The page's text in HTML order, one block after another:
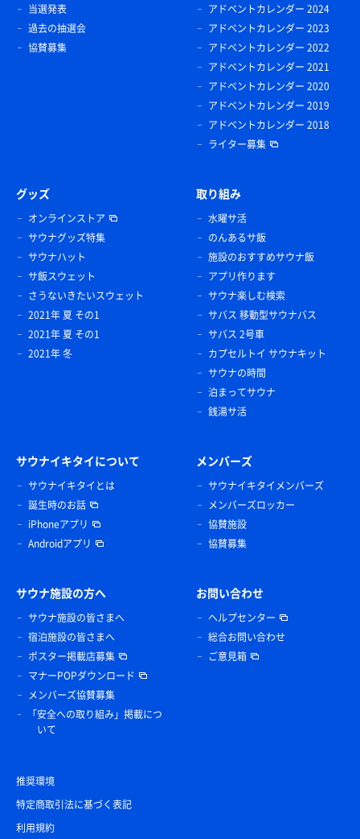
当選発表
過去の抽選会
協賛募集
アドベントカレンダー 2024
アドベントカレンダー 2023
アドベントカレンダー 2022
アドベントカレンダー 2021
アドベントカレンダー 2020
アドベントカレンダー 2019
アドベントカレンダー 2018
ライター募集
グッズ
オンラインストア
サウナグッズ特集
サウナハット
サ飯スウェット
さうないきたいスウェット
2021年 夏 その1
2021年 夏 その1
2021年 冬
取り組み
水曜サ活
のんあるサ飯
施設のおすすめサウナ飯
アプリ作ります
サウナ楽しむ検索
サバス 移動型サウナバス
サバス 2号車
カプセルトイ サウナキット
サウナの時間
泊まってサウナ
銭湯サ活
サウナイキタイについて
サウナイキタイとは
誕生時のお話
iPhoneアプリ
Androidアプリ
メンバーズ
サウナイキタイメンバーズ
メンバーズロッカー
協賛施設
協賛募集
サウナ施設の方へ
サウナ施設の皆さまへ
宿泊施設の皆さまへ
ポスター掲載店募集
マナーPOPダウンロード
メンバーズ協賛募集
「安全への取り組み」掲載につ
いて
お問い合わせ
ヘルプセンター
総合お問い合わせ
ご意見箱
推奨環境
特定商取引法に基づく表記
利用規約